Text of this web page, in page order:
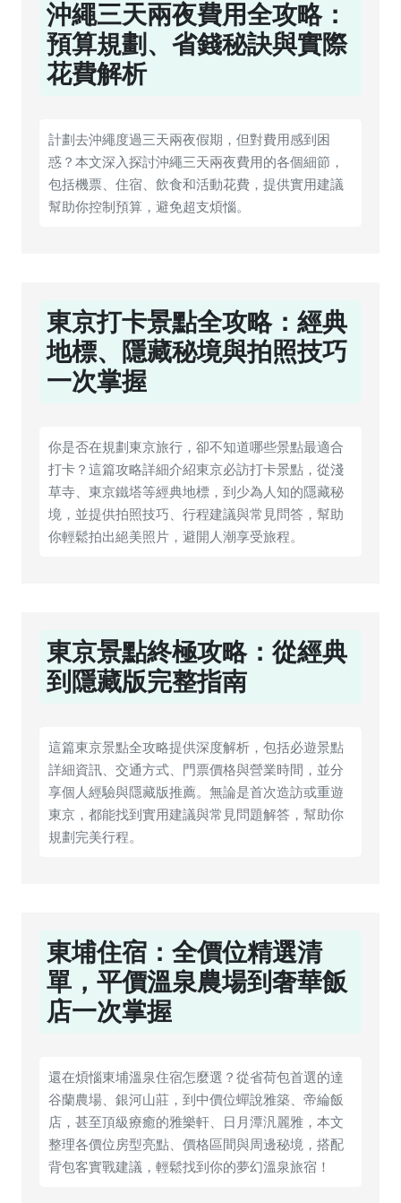
沖繩三天兩夜費用全攻略：
預算規劃、省錢秘訣與實際
花費解析
計劃去沖繩度過三天兩夜假期，但對費用感到困
惑？本文深入探討沖繩三天兩夜費用的各個細節，
包括機票、住宿、飲食和活動花費，提供實用建議
幫助你控制預算，避免超支煩惱。
東京打卡景點全攻略：經典
地標、隱藏秘境與拍照技巧
一次掌握
你是否在規劃東京旅行，卻不知道哪些景點最適合
打卡？這篇攻略詳細介紹東京必訪打卡景點，從淺
草寺、東京鐵塔等經典地標，到少為人知的隱藏秘
境，並提供拍照技巧、行程建議與常見問答，幫助
你輕鬆拍出絕美照片，避開人潮享受旅程。
東京景點終極攻略：從經典
到隱藏版完整指南
這篇東京景點全攻略提供深度解析，包括必遊景點
詳細資訊、交通方式、門票價格與營業時間，並分
享個人經驗與隱藏版推薦。無論是首次造訪或重遊
東京，都能找到實用建議與常見問題解答，幫助你
規劃完美行程。
東埔住宿：全價位精選清
單，平價溫泉農場到奢華飯
店一次掌握
還在煩惱東埔溫泉住宿怎麼選？從省荷包首選的達
谷蘭農場、銀河山莊，到中價位蟬說雅築、帝綸飯
店，甚至頂級療癒的雅樂軒、日月潭汎麗雅，本文
整理各價位房型亮點、價格區間與周邊秘境，搭配
背包客實戰建議，輕鬆找到你的夢幻溫泉旅宿！